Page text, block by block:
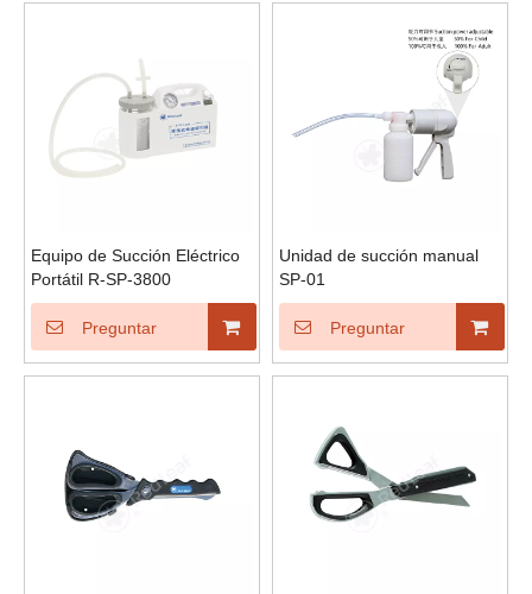
Equipo de Succión Eléctrico
Portátil R-SP-3800
Preguntar
Unidad de succión manual
SP-01
Preguntar